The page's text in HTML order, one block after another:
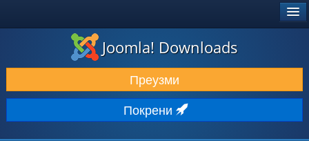
ПРЕУЗИМАЊЕ И ПРОШИРЕЊА (ЕКСТЕНЗИЈЕ)
ОТКРИЈТЕ И НАУЧИТЕ
ЗАЈЕДНИЦА И ПОДРШКА
Joomla! Downloads
Преузми
Покрени